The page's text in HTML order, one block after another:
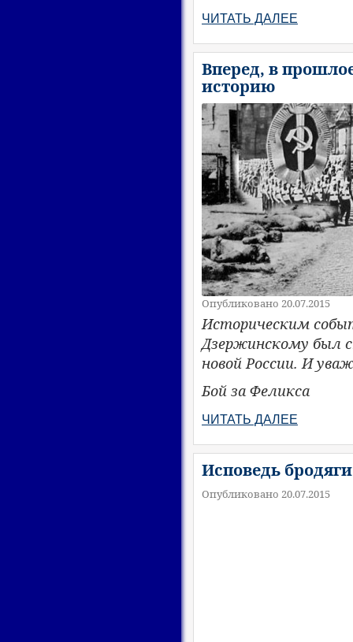
ЧИТАТЬ ДАЛЕЕ
Вперед, в
историю
Опубликовано 20.07.2015
Историческим
Дзержинскому был
новой России. И
​Бой за Феликса
ЧИТАТЬ ДАЛЕЕ
Исповедь
Опубликовано 20.07.2015